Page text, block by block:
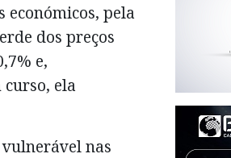
pela
dos preços
e,
ela
nas